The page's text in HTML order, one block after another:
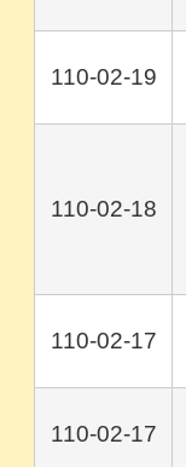
110-02-19
110-02-18
110-02-17
110-02-17